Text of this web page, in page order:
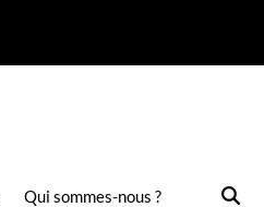
Qui sommes-nous ?